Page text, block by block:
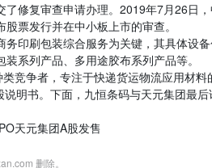
修复审查申请办理。2019年7月26日
票发行并在中小板上市的审查。
印刷包装综合服务为关键，其具体设
系列产品、多用途胶布系列产品等。
竞争者，专注于快递货运物流应用材
明书。下面，九恒条码与天元集团最
天元集团A股发售
删除。